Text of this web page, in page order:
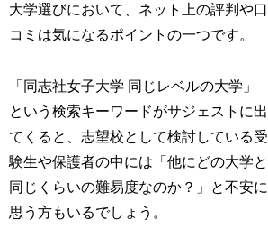
大学選びにおいて、ネット上の評判や口
コミは気になるポイントの一つです。
「同志社女子大学 同じレベルの大学」
という検索キーワードがサジェストに出
てくると、志望校として検討している受
験生や保護者の中には「他にどの大学と
同じくらいの難易度なのか？」と不安に
思う方もいるでしょう。